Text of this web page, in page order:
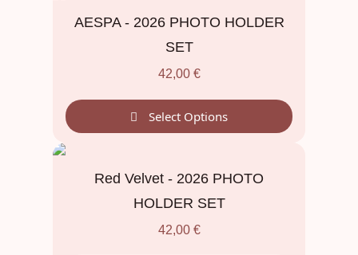
AESPA - 2026 PHOTO HOLDER
SET
42,00 €
Select Options
Red Velvet - 2026 PHOTO
HOLDER SET
42,00 €